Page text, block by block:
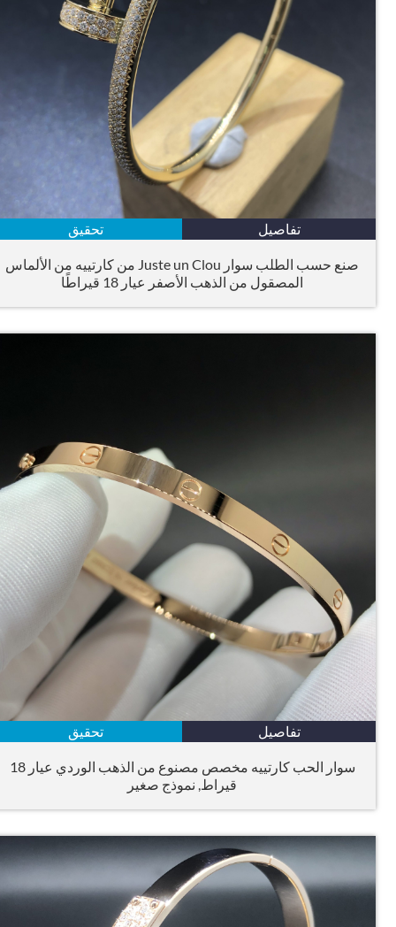
تفاصيل تحقيق
صنع حسب الطلب سوار Juste un Clou من كارتييه من الألماس
المصقول من الذهب الأصفر عيار 18 قيراطًا
تفاصيل تحقيق
سوار الحب كارتييه مخصص مصنوع من الذهب الوردي عيار 18
قيراط, نموذج صغير